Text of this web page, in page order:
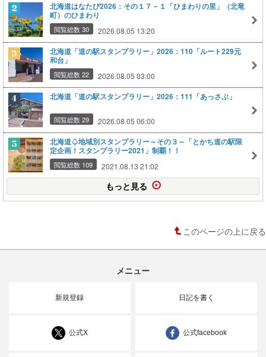
北海道はなたび2026：その１７－１「ひまわりの里」（北竜
町）のひまわり
閲覧総数 30 2026.08.05 13:20
北海道「道の駅スタンプラリー」2026：110「ルート229元
和台」
閲覧総数 22 2026.08.05 03:00
北海道「道の駅スタンプラリー」2026：111「あっさぶ」
閲覧総数 29 2026.08.05 06:00
北海道♤地域別スタンプラリー～その３～「とかち道の駅限
定企画！スタンプラリー2021」制覇！！
閲覧総数 109 2021.08.13 21:02
もっと見る
このページの上に戻る
メニュー
新規登録 日記を書く
公式X 公式facebook